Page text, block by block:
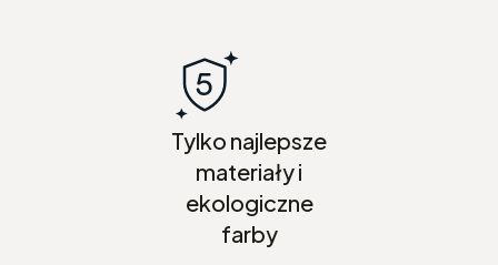
Tylko najlepsze
materiały i
ekologiczne
farby